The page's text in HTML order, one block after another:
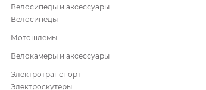
Велосипеды и аксессуары
Велосипеды
Мотошлемы
Велокамеры и аксессуары
Электротранспорт
Электроскутеры